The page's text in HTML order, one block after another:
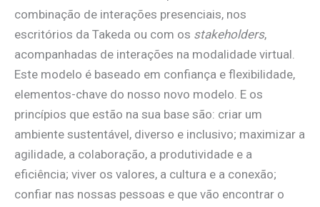
combinação de interações presenciais, nos
escritórios da Takeda ou com os stakeholders,
acompanhadas de interações na modalidade virtual.
Este modelo é baseado em confiança e flexibilidade,
elementos-chave do nosso novo modelo. E os
princípios que estão na sua base são: criar um
ambiente sustentável, diverso e inclusivo; maximizar a
agilidade, a colaboração, a produtividade e a
eficiência; viver os valores, a cultura e a conexão;
confiar nas nossas pessoas e que vão encontrar o